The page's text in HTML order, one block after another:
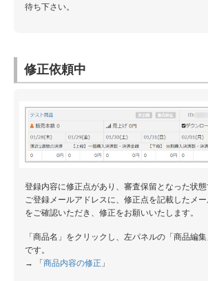
待ち下さい。
修正依頼中
登録内容に修正点があり、審査保留となった状態
ご登録メールアドレスに、修正点を記載したメ
をご確認いただき、修正をお願いいたします。
「商品名」をクリックし、左パネルの「商品編
です。
→ 「 商品内容の修正 」